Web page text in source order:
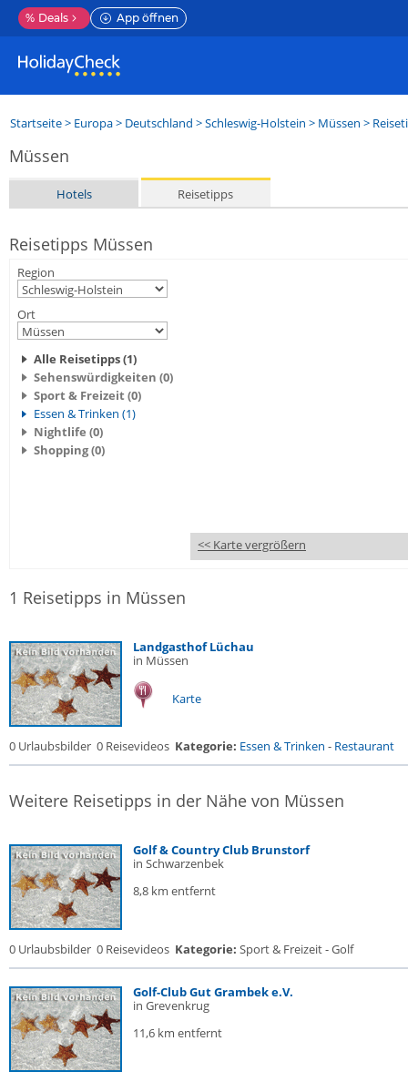
% Deals App öffnen
Startseite> Europa> Deutschland >Schleswig-Holstein > Müssen >
Müssen
Hotels Reisetipps
Reisetipps Müssen
Region
Ort
Alle Reisetipps (1)
Sehenswürdigkeiten (0)
Sport & Freizeit (0)
Essen & Trinken (1)
Nightlife (0)
Shopping (0)
<< Karte vergrößern
1 Reisetipps in Müssen
Landgasthof Lüchau
in Müssen
Karte
0 Urlaubsbilder 0 Reisevideos Kategorie: Essen & Trinken - Restaurant
Weitere Reisetipps in der Nähe von Müssen
Golf & Country Club Brunstorf
in Schwarzenbek
8,8 km entfernt
0 Urlaubsbilder 0 Reisevideos Kategorie: Sport & Freizeit - Golf
Golf-Club Gut Grambek e.V.
in Grevenkrug
11,6 km entfernt